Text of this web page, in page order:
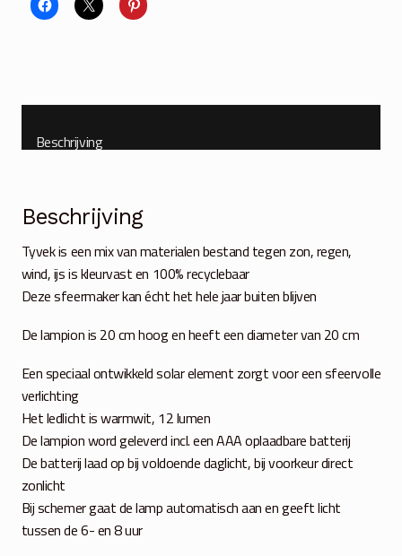
mauve
Beschrijving
Beschrijving
Tyvek is een mix van materialen bestand tegen zon, regen,
wind, ijs is kleurvast en 100% recyclebaar
Deze sfeermaker kan écht het hele jaar buiten blijven
De lampion is 20 cm hoog en heeft een diameter van 20 cm
Een speciaal ontwikkeld solar element zorgt voor een sfeervolle
verlichting
Het ledlicht is warmwit, 12 lumen
De lampion word geleverd incl. een AAA oplaadbare batterij
De batterij laad op bij voldoende daglicht, bij voorkeur direct
zonlicht
Bij schemer gaat de lamp automatisch aan en geeft licht
tussen de 6- en 8 uur